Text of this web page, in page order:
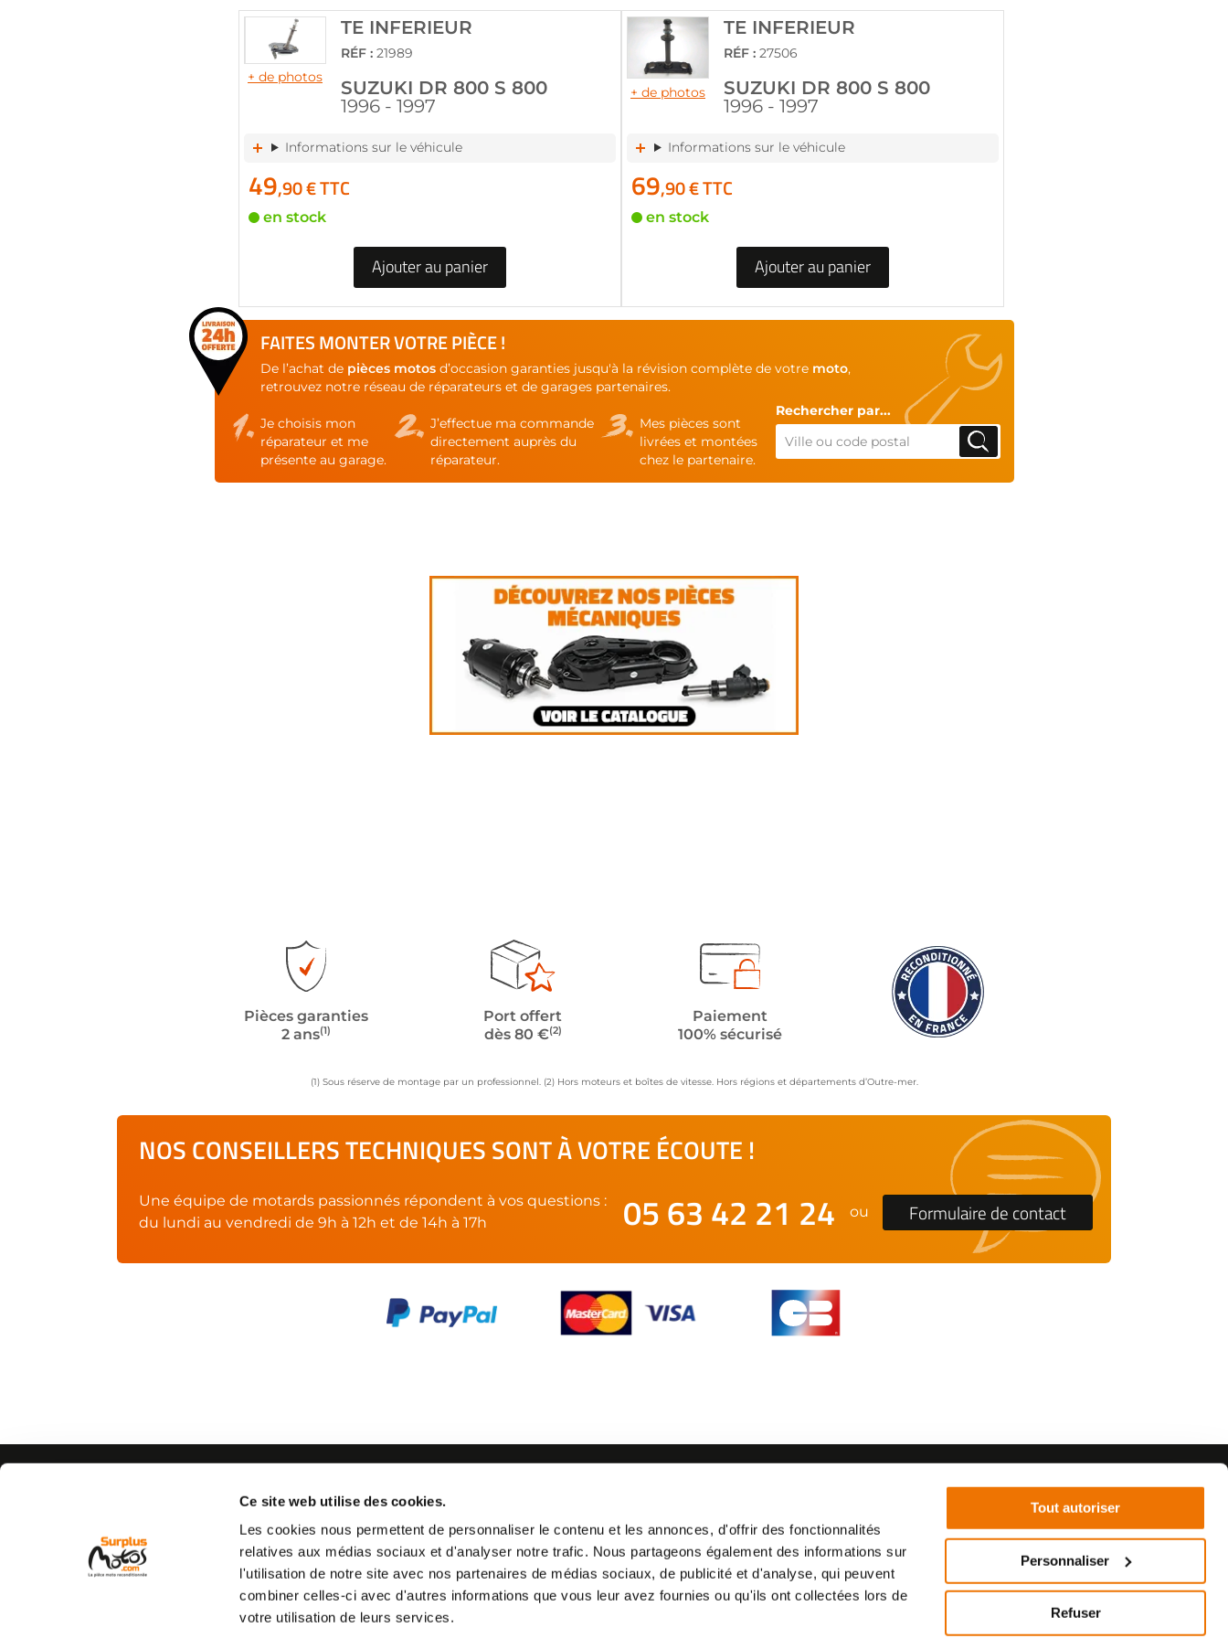
Ce site web utilise des cookies.
Les cookies nous permettent de personnaliser le contenu et les annonces, d'offrir des fonctionnalités
relatives aux médias sociaux et d'analyser notre trafic. Nous partageons également des informations sur
l'utilisation de notre site avec nos partenaires de médias sociaux, de publicité et d'analyse, qui peuvent
combiner celles-ci avec d'autres informations que vous leur avez fournies ou qu'ils ont collectées lors de
votre utilisation de leurs services.
Tout autoriser
Personnaliser
Refuser
+ de photos
TE INFERIEUR
RÉF : 21989
SUZUKI DR 800 S 800
1996 - 1997
Informations sur le véhicule
49,90 € TTC
en stock
Ajouter au panier
+ de photos
TE INFERIEUR
RÉF : 27506
SUZUKI DR 800 S 800
1996 - 1997
Informations sur le véhicule
69,90 € TTC
en stock
Ajouter au panier
FAITES MONTER VOTRE PIÈCE !
De l’achat de pièces motosd’occasion garanties jusqu'à la révision complète de votre moto,
retrouvez notre réseau de réparateurs et de garages partenaires.
Je choisis mon
réparateur et me
présente au garage.
J’effectue ma commande
directement auprès du
réparateur.
Mes pièces sont
livrées et montées
chez le partenaire.
Rechercher par...
Pièces garanties
2 ans(1)
Port offert
dès 80 €(2)
Paiement
100% sécurisé
(1) Sous réserve de montage par un professionnel. (2) Hors moteurs et boîtes de vitesse. Hors régions et départements d’Outre-mer.
NOS CONSEILLERS TECHNIQUES SONT À VOTRE ÉCOUTE !
Une équipe de motards passionnés répondent à vos questions :
du lundi au vendredi de 9h à 12h et de 14h à 17h
05 63 42 21 24 ou Formulaire de contact
AIDE
Qui sommes nous
CONTACTEZ-NOUS
Par e-mail :Cliquez ici
Par téléphone :
05 63 42 21 24
(coût d'un appel local)
SUIVEZ-NOUS
©2021 - SurplusMotos - Réalisation : datasolution.fr